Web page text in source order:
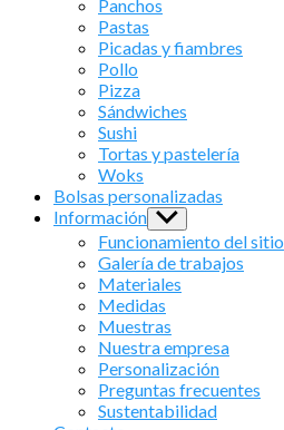
Panchos
Pastas
Picadas y fiambres
Pollo
Pizza
Sándwiches
Sushi
Tortas y pastelería
Woks
Bolsas personalizadas
Información Show
sub
menu
Funcionamiento del sitio
Galería de trabajos
Materiales
Medidas
Muestras
Nuestra empresa
Personalización
Preguntas frecuentes
Sustentabilidad